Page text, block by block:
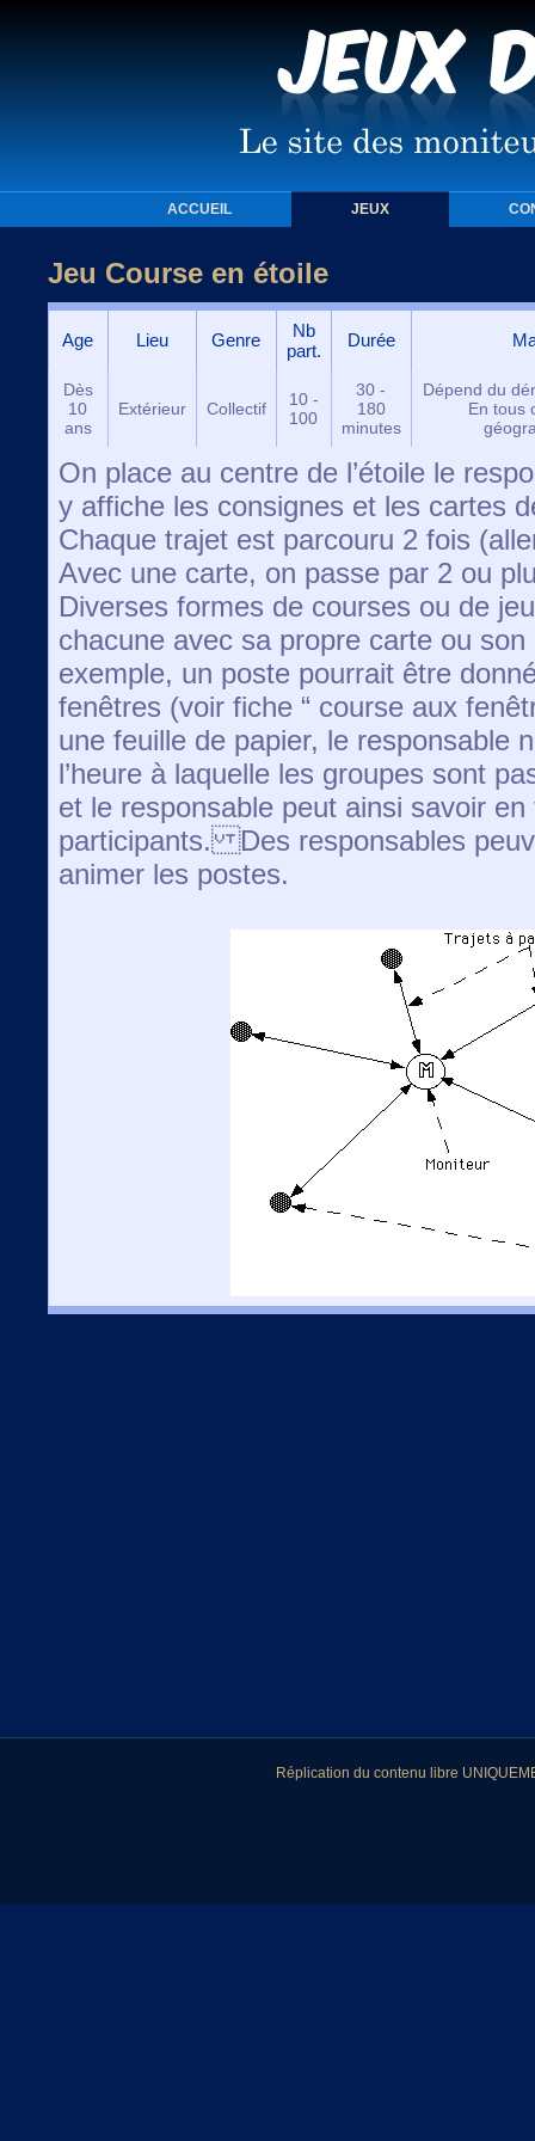
ACCUEIL JEUX
Jeu Course en étoile
Age Lieu Genre
Nb
part.
Durée
Dès
10
ans
Extérieur Collectif
10 -
100
30 -
180
minutes
Dépend du
En tous
On place au centre de l’étoile le
y affiche les consignes et les cartes
Chaque trajet est parcouru 2 fois
Avec une carte, on passe par 2 ou
Diverses formes de courses ou de
chacune avec sa propre carte ou
exemple, un poste pourrait être
fenêtres (voir fiche “ course aux
une feuille de papier, le responsable
l’heure à laquelle les groupes sont
et le responsable peut ainsi savoir
participants. Des responsables
animer les postes.
Réplication du contenu libre